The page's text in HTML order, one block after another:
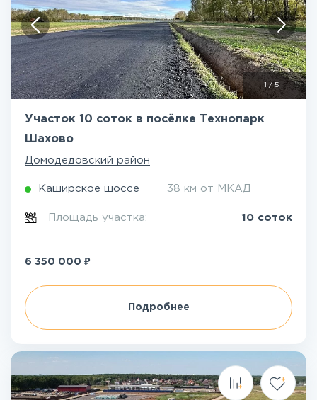
/5
Участок 10 соток в посёлке Технопарк
Шахово
Домодедовский район
Каширское шоссе 38 км от МКАД
Площадь участка: 10 соток
6 350 000 ₽
Подробнее